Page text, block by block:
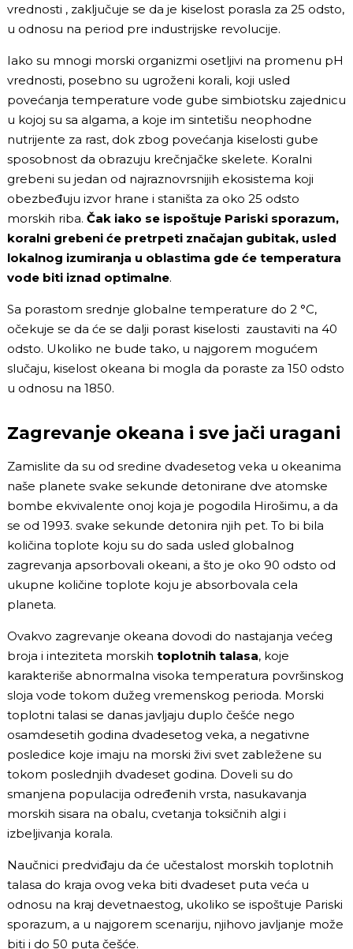
vrednosti , zaključuje se da je kiselost porasla za 25 odsto,
u odnosu na period pre industrijske revolucije.
Iako su mnogi morski organizmi osetljivi na promenu pH
vrednosti, posebno su ugroženi korali, koji usled
povećanja temperature vode gube simbiotsku zajednicu
u kojoj su sa algama, a koje im sintetišu neophodne
nutrijente za rast, dok zbog povećanja kiselosti gube
sposobnost da obrazuju krečnjačke skelete. Koralni
grebeni su jedan od najraznovrsnijih ekosistema koji
obezbeđuju izvor hrane i staništa za oko 25 odsto
morskih riba. Čak iako se ispoštuje Pariski sporazum,
koralni grebeni će pretrpeti značajan gubitak, usled
lokalnog izumiranja u oblastima gde će temperatura
vode biti iznad optimalne.
Sa porastom srednje globalne temperature do 2 °C,
očekuje se da će se dalji porast kiselosti zaustaviti na 40
odsto. Ukoliko ne bude tako, u najgorem mogućem
slučaju, kiselost okeana bi mogla da poraste za 150 odsto
u odnosu na 1850.
Zagrevanje okeana i sve jači uragani
Zamislite da su od sredine dvadesetog veka u okeanima
naše planete svake sekunde detonirane dve atomske
bombe ekvivalente onoj koja je pogodila Hirošimu, a da
se od 1993. svake sekunde detonira njih pet. To bi bila
količina toplote koju su do sada usled globalnog
zagrevanja apsorbovali okeani, a što je oko 90 odsto od
ukupne količine toplote koju je absorbovala cela
planeta.
Ovakvo zagrevanje okeana dovodi do nastajanja većeg
broja i inteziteta morskih toplotnih talasa, koje
karakteriše abnormalna visoka temperatura površinskog
sloja vode tokom dužeg vremenskog perioda. Morski
toplotni talasi se danas javljaju duplo češće nego
osamdesetih godina dvadesetog veka, a negativne
posledice koje imaju na morski živi svet zabležene su
tokom poslednjih dvadeset godina. Doveli su do
smanjena populacija određenih vrsta, nasukavanja
morskih sisara na obalu, cvetanja toksičnih algi i
izbeljivanja korala.
Naučnici predviđaju da će učestalost morskih toplotnih
talasa do kraja ovog veka biti dvadeset puta veća u
odnosu na kraj devetnaestog, ukoliko se ispoštuje Pariski
sporazum, a u najgorem scenariju, njihovo javljanje može
biti i do 50 puta češće.